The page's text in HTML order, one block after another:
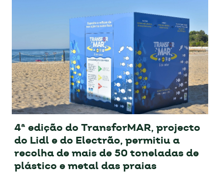
4ª edição do TransforMAR, projecto
do Lidl e do Electrão, permitiu a
recolha de mais de 50 toneladas de
plástico e metal das praias